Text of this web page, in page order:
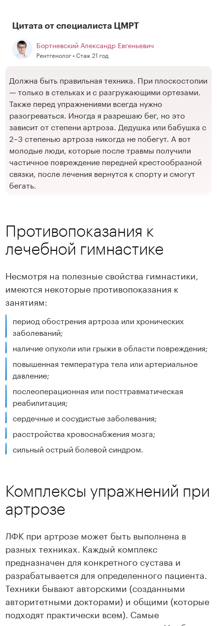
Цитата от специалиста ЦМРТ
Бортневский Александр Евгеньевич
Рентгенолог • Стаж 21 год
Должна быть правильная техника. При плоскостопии
— только в стельках и с разгружающими ортезами.
Также перед упражнениями всегда нужно
разогреваться. Иногда я разрешаю бег, но это
зависит от степени артроза. Дедушка или бабушка с
2–3 степенью артроза никогда не побегут. А вот
молодые люди, которые после травмы получили
частичное повреждение передней крестообразной
связки, после лечения вернутся к спорту и смогут
бегать.
Противопоказания к
лечебной гимнастике
Несмотря на полезные свойства гимнастики,
имеются некоторые противопоказания к
занятиям:
период обострения артроза или хронических
заболеваний;
наличие опухоли или грыжи в области повреждения;
повышенная температура тела или артериальное
давление;
послеоперационная или посттравматическая
реабилитация;
сердечные и сосудистые заболевания;
расстройства кровоснабжения мозга;
сильный острый болевой синдром.
Комплексы упражнений при
артрозе
ЛФК при артрозе может быть выполнена в
разных техниках. Каждый комплекс
предназначен для конкретного сустава и
разрабатывается для определенного пациента.
Техники бывают авторскими (созданными
авторитетными докторами) и общими (которые
подходят практически всем). Самые